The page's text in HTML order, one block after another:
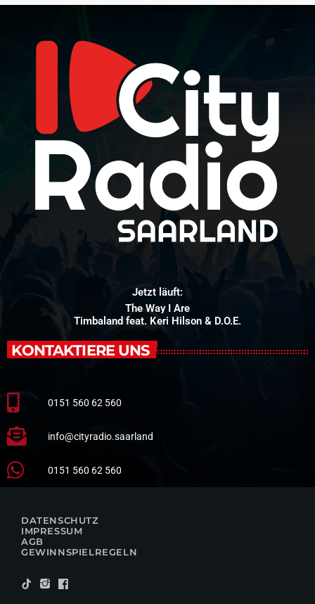
Jetzt läuft:
The Way I Are
Timbaland feat. Keri Hilson & D.O.E.
KONTAKTIERE UNS
0151 560 62 560
info@cityradio.saarland
0151 560 62 560
DATENSCHUTZ
IMPRESSUM
AGB
GEWINNSPIELREGELN